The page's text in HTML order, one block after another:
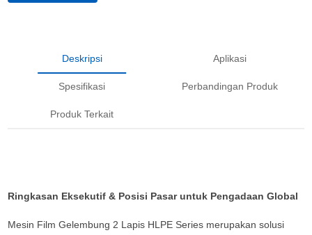
Deskripsi Aplikasi
Spesifikasi Perbandingan Produk
Produk Terkait
Ringkasan Eksekutif & Posisi Pasar untuk Pengadaan Global
Mesin Film Gelembung 2 Lapis HLPE Series merupakan solusi